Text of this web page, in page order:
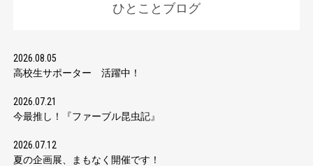
ひとことブログ
2026.08.05
高校生サポーター 活躍中！
2026.07.21
今最推し！『ファーブル昆虫記』
2026.07.12
夏の企画展、まもなく開催です！